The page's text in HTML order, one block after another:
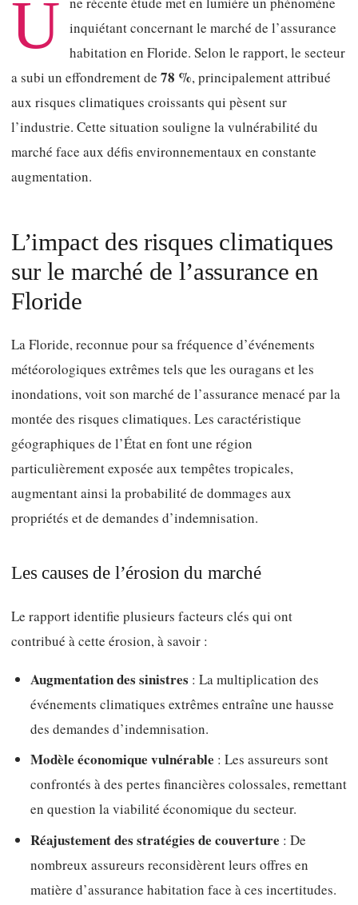
U inquiétant concernant le marché de l’assurance
habitation en Floride. Selon le rapport, le secteur
a subi un effondrement de 78 %, principalement attribué
aux risques climatiques croissants qui pèsent sur
l’industrie. Cette situation souligne la vulnérabilité du
marché face aux défis environnementaux en constante
augmentation.
L’impact des risques climatiques
sur le marché de l’assurance en
Floride
La Floride, reconnue pour sa fréquence d’événements
météorologiques extrêmes tels que les ouragans et les
inondations, voit son marché de l’assurance menacé par la
montée des risques climatiques. Les caractéristique
géographiques de l’État en font une région
particulièrement exposée aux tempêtes tropicales,
augmentant ainsi la probabilité de dommages aux
propriétés et de demandes d’indemnisation.
Les causes de l’érosion du marché
Le rapport identifie plusieurs facteurs clés qui ont
contribué à cette érosion, à savoir :
Augmentation des sinistres : La multiplication des
événements climatiques extrêmes entraîne une hausse
des demandes d’indemnisation.
Modèle économique vulnérable : Les assureurs sont
confrontés à des pertes financières colossales, remettant
en question la viabilité économique du secteur.
Réajustement des stratégies de couverture : De
nombreux assureurs reconsidèrent leurs offres en
matière d’assurance habitation face à ces incertitudes.